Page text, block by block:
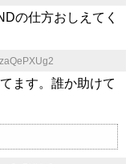
の仕方おしえてく
ます。誰か助けて